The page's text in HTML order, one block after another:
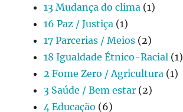
13 Mudança do clima (1)
16 Paz / Justiça (1)
17 Parcerias / Meios (2)
18 Igualdade Étnico-Racial (1)
2 Fome Zero / Agricultura (1)
3 Saúde / Bem estar (2)
4 Educação (6)